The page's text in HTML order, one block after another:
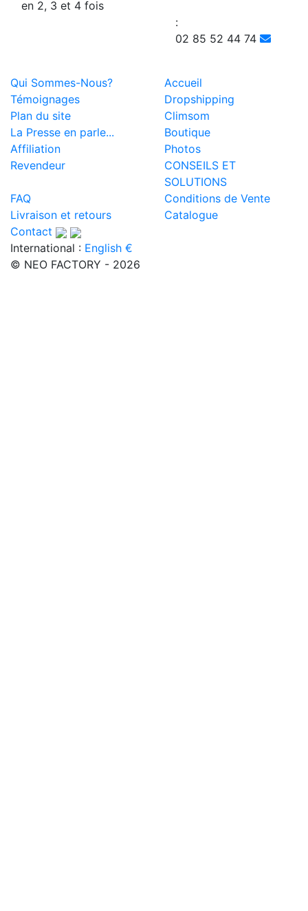
en 2, 3 et 4 fois
:
02 85 52 44 74
Qui Sommes-Nous?
Accueil
Témoignages
Dropshipping
Plan du site
Climsom
La Presse en parle...
Boutique
Affiliation
Photos
Revendeur
CONSEILS ET
SOLUTIONS
FAQ
Conditions de Vente
Livraison et retours
Catalogue
Contact
International : English €
© NEO FACTORY - 2026